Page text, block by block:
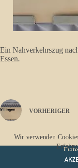
Wir verwenden
Ein Nahverkehrszug
Essen.
VORHERIGER